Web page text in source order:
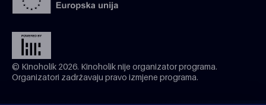
© Kinoholik 2026. Kinoholik nije organizator programa.
Organizatori zadržavaju pravo izmjene programa.